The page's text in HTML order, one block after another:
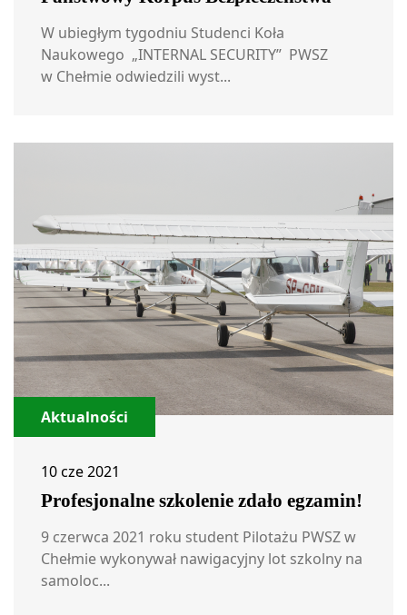
W ubiegłym tygodniu Studenci Koła
Naukowego „INTERNAL SECURITY” PWSZ
w Chełmie odwiedzili wyst...
Aktualności
10 cze 2021
Profesjonalne szkolenie zdało egzamin!
9 czerwca 2021 roku student Pilotażu PWSZ w
Chełmie wykonywał nawigacyjny lot szkolny na
samoloc...